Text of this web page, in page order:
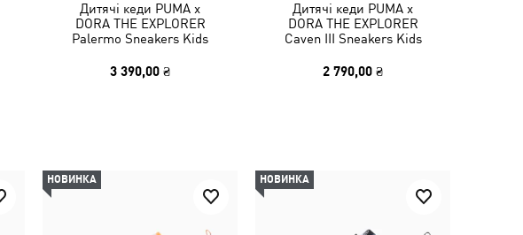
Дитячі кеди PUMA x
DORA THE EXPLORER
Palermo Sneakers Kids
3 390,00 ₴
Дитячі кеди PUMA x
DORA THE EXPLORER
Caven III Sneakers Kids
2 790,00 ₴
НОВИНКА НОВИНКА